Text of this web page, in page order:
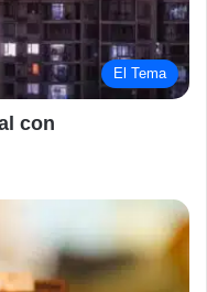
El Tema
con